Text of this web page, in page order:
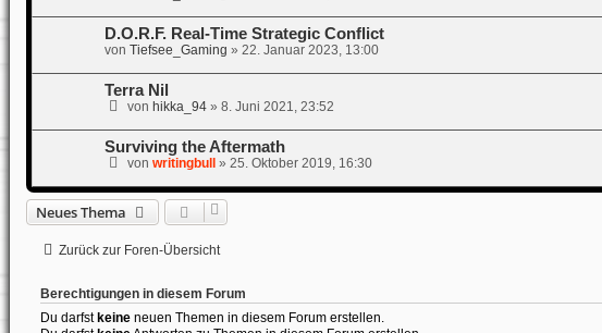
D.O.R.F. Real-Time Strategic Conflict
von Tiefsee_Gaming » 22. Januar 2023, 13:00
Terra Nil
von hikka_94» 8. Juni 2021, 23:52
Surviving the Aftermath
von writingbull » 25. Oktober 2019, 16:30
Neues Thema
Zurück zur Foren-Übersicht
Berechtigungen in diesem Forum
Du darfst keineneuen Themen in diesem Forum erstellen.